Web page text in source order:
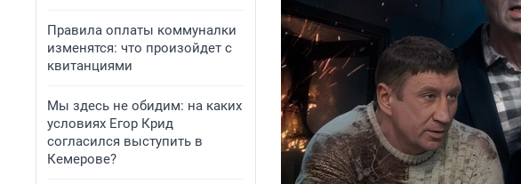
Правила оплаты коммуналки
изменятся: что произойдет с
квитанциями
Мы здесь не обидим: на каких
условиях Егор Крид
согласился выступить в
Кемерове?